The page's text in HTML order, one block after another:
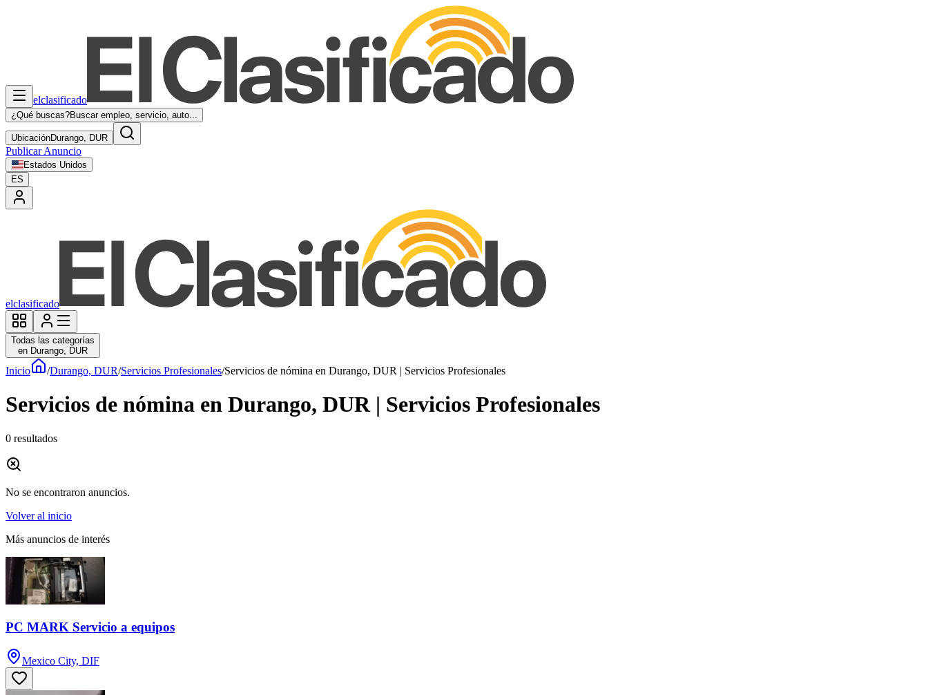
elclasificado
¿Qué buscas?Buscar empleo, servicio, auto...
UbicaciónDurango, DUR
Publicar Anuncio
Estados Unidos
ES
elclasificado
Todas las categorías
en Durango, DUR
Inicio /Durango, DUR/Servicios Profesionales/Servicios de nómina en Durango, DUR | Servicios Profesionales
Servicios de nómina en Durango, DUR | Servicios Profesionales
0 resultados
No se encontraron anuncios.
Volver al inicio
Más anuncios de interés
PC MARK Servicio a equipos
Mexico City, DIF